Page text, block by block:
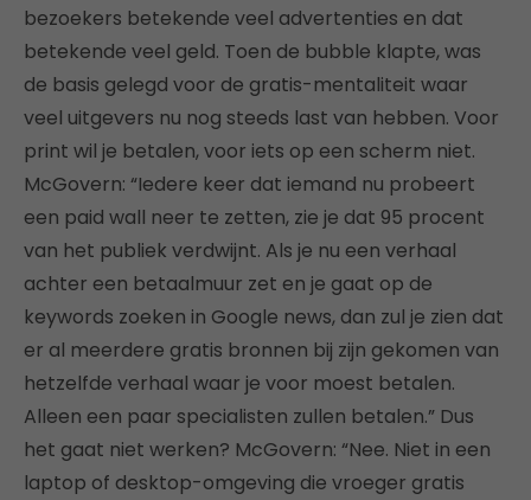
bezoekers betekende veel advertenties en dat
betekende veel geld. Toen de bubble klapte, was
de basis gelegd voor de gratis-mentaliteit waar
veel uitgevers nu nog steeds last van hebben. Voor
print wil je betalen, voor iets op een scherm niet.
McGovern: “Iedere keer dat iemand nu probeert
een paid wall neer te zetten, zie je dat 95 procent
van het publiek verdwijnt. Als je nu een verhaal
achter een betaalmuur zet en je gaat op de
keywords zoeken in Google news, dan zul je zien dat
er al meerdere gratis bronnen bij zijn gekomen van
hetzelfde verhaal waar je voor moest betalen.
Alleen een paar specialisten zullen betalen.” Dus
het gaat niet werken? McGovern: “Nee. Niet in een
laptop of desktop-omgeving die vroeger gratis